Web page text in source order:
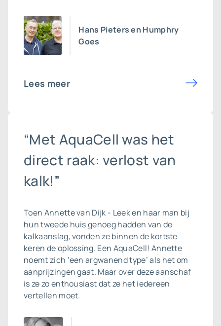
Hans Pieters en Humphry
Goes
Lees meer
“Met AquaCell was het
direct raak: verlost van
kalk!”
Toen Annette van Dijk - Leek en haar man bij
hun tweede huis genoeg hadden van de
kalkaanslag, vonden ze binnen de kortste
keren de oplossing. Een AquaCell! Annette
noemt zich ‘een argwanend type’ als het om
aanprijzingen gaat. Maar over deze aanschaf
is ze zo enthousiast dat ze het iedereen
vertellen moet.